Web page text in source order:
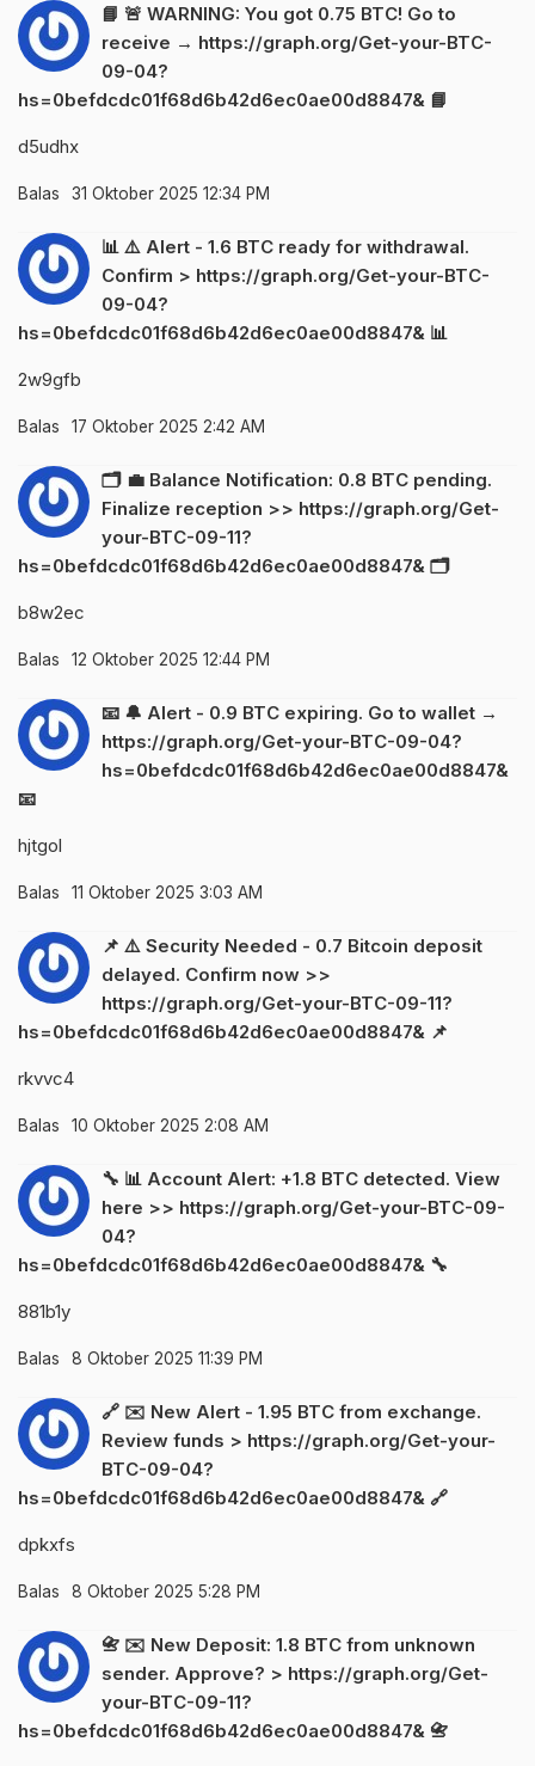
📘 🚨 WARNING: You got 0.75 BTC! Go to
receive → https://graph.org/Get-your-BTC-
09-04?
hs=0befdcdc01f68d6b42d6ec0ae00d8847& 📘
d5udhx
Balas 31 Oktober 2025 12:34 PM
📊 ⚠️ Alert - 1.6 BTC ready for withdrawal.
Confirm > https://graph.org/Get-your-BTC-
09-04?
hs=0befdcdc01f68d6b42d6ec0ae00d8847& 📊
2w9gfb
Balas 17 Oktober 2025 2:42 AM
🗂 💼 Balance Notification: 0.8 BTC pending.
Finalize reception >> https://graph.org/Get-
your-BTC-09-11?
hs=0befdcdc01f68d6b42d6ec0ae00d8847& 🗂
b8w2ec
Balas 12 Oktober 2025 12:44 PM
📧 🔔 Alert - 0.9 BTC expiring. Go to wallet →
https://graph.org/Get-your-BTC-09-04?
hs=0befdcdc01f68d6b42d6ec0ae00d8847&
📧
hjtgol
Balas 11 Oktober 2025 3:03 AM
📌 ⚠️ Security Needed - 0.7 Bitcoin deposit
delayed. Confirm now >>
https://graph.org/Get-your-BTC-09-11?
hs=0befdcdc01f68d6b42d6ec0ae00d8847& 📌
rkvvc4
Balas 10 Oktober 2025 2:08 AM
🔧 📊 Account Alert: +1.8 BTC detected. View
here >> https://graph.org/Get-your-BTC-09-
04?
hs=0befdcdc01f68d6b42d6ec0ae00d8847& 🔧
881b1y
Balas 8 Oktober 2025 11:39 PM
🔗 ✉️ New Alert - 1.95 BTC from exchange.
Review funds > https://graph.org/Get-your-
BTC-09-04?
hs=0befdcdc01f68d6b42d6ec0ae00d8847& 🔗
dpkxfs
Balas 8 Oktober 2025 5:28 PM
📇 ✉️ New Deposit: 1.8 BTC from unknown
sender. Approve? > https://graph.org/Get-
your-BTC-09-11?
hs=0befdcdc01f68d6b42d6ec0ae00d8847& 📇